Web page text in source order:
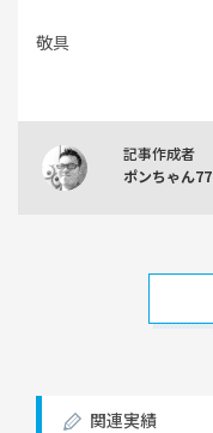
敬具
記事作成者
ポンちゃん77
関連実績